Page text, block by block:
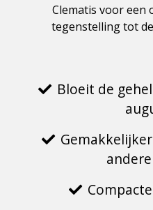
Clematis voor een
tegenstelling tot
Bloeit de